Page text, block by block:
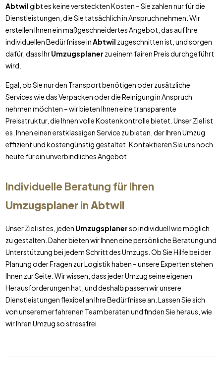
Abtwilgibt es keine versteckten Kosten – Sie zahlen nur für die
Dienstleistungen, die Sie tatsächlich in Anspruch nehmen. Wir
erstellen Ihnen ein maßgeschneidertes Angebot, das auf Ihre
individuellen Bedürfnisse inAbtwil zugeschnitten ist, und sorgen
dafür, dass IhrUmzugsplaner zu einem fairen Preis durchgeführt
wird.
Egal, ob Sie nur den Transport benötigen oder zusätzliche
Services wie das Verpacken oder die Reinigung in Anspruch
nehmen möchten – wir bieten Ihnen eine transparente
Preisstruktur, die Ihnen volle Kostenkontrolle bietet. Unser Ziel ist
es, Ihnen einen erstklassigen Service zu bieten, der Ihren Umzug
effizient und kostengünstig gestaltet. Kontaktieren Sie uns noch
heute für ein unverbindliches Angebot.
Individuelle Beratung für Ihren
UmzugsplanerinAbtwil
Unser Ziel ist es, jeden Umzugsplanerso individuell wie möglich
zu gestalten. Daher bieten wir Ihnen eine persönliche Beratung und
Unterstützung bei jedem Schritt des Umzugs. Ob Sie Hilfe bei der
Planung oder Fragen zur Logistik haben – unsere Experten stehen
Ihnen zur Seite. Wir wissen, dass jeder Umzug seine eigenen
Herausforderungen hat, und deshalb passen wir unsere
Dienstleistungen flexibel an Ihre Bedürfnisse an. Lassen Sie sich
von unserem erfahrenen Team beraten und finden Sie heraus, wie
wir Ihren Umzug so stressfrei.